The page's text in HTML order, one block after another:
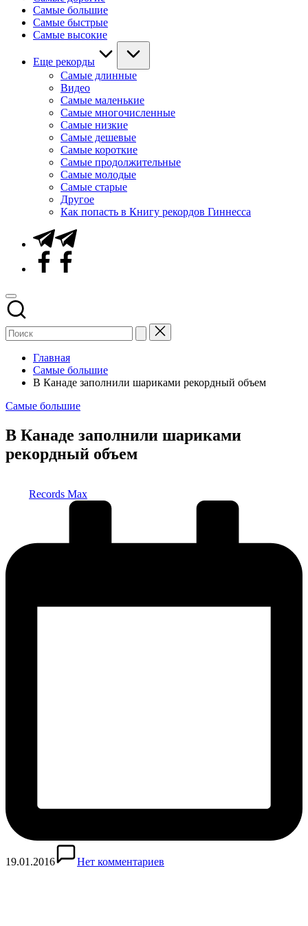
Самые большие
Самые быстрые
Самые высокие
Еще рекорды
Самые длинные
Видео
Самые маленькие
Самые многочисленные
Самые низкие
Самые дешевые
Самые короткие
Самые продолжительные
Самые молодые
Самые старые
Другое
Как попасть в Книгу рекордов Гиннесса
Telegram
Facebook
Главная
Самые большие
В Канаде заполнили шариками рекордный объем
Опубликовано
Самые большие
В Канаде заполнили шариками
рекордный объем
Records Max
19.01.2016 Нет комментариев